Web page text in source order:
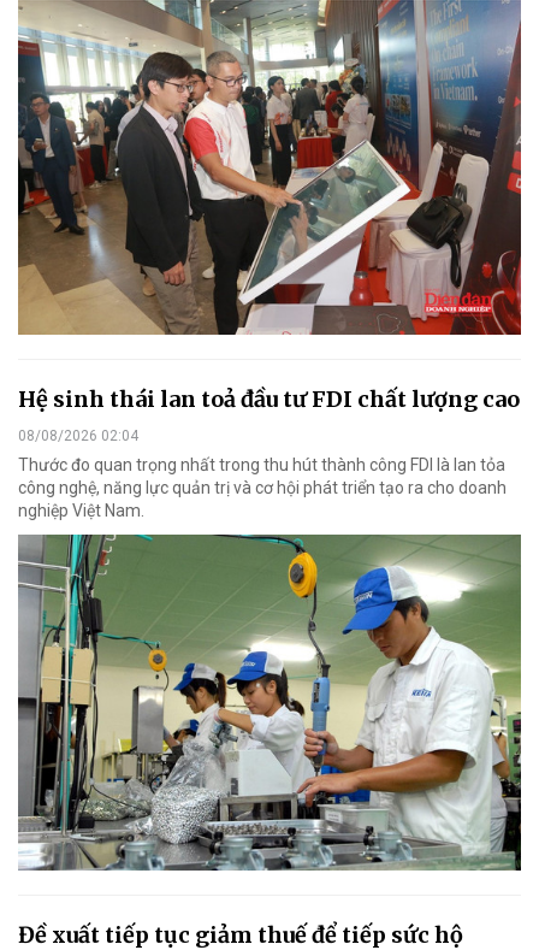
Hệ sinh thái lan toả đầu tư FDI chất lượng cao
08/08/2026 02:04
Thước đo quan trọng nhất trong thu hút thành công FDI là lan tỏa
công nghệ, năng lực quản trị và cơ hội phát triển tạo ra cho doanh
nghiệp Việt Nam.
Đề xuất tiếp tục giảm thuế để tiếp sức hộ